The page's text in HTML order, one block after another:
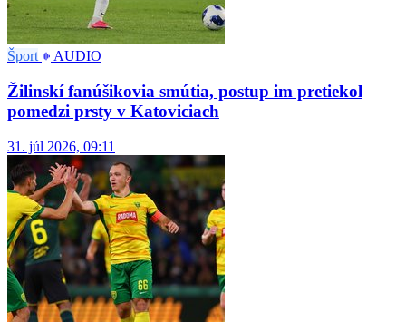
Šport AUDIO
Žilinskí fanúšikovia smútia, postup im pretiekol
pomedzi prsty v Katoviciach
31. júl 2026, 09:11